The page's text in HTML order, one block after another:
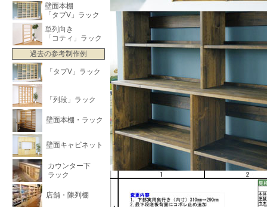
壁面本棚
「タブV」ラック
単列向き
「コティ」ラック
過去の参考制作例
「タブV」ラック
「列段」ラック
壁面本棚・ラック
壁面キャビネット
カウンター下
ラック
店舗・陳列棚